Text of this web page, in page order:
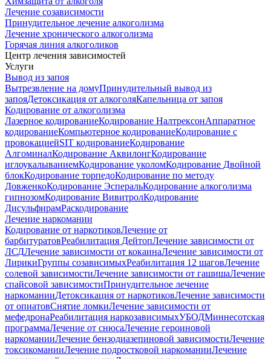
Лечение созависимости
Принудительное лечение алкоголизма
Лечение хронического алкоголизма
Горячая линия алкоголиков
Центр лечения зависимостей
Услуги
Вывод из запоя
Вытрезвление на домуПринудительный вывод из
запояДетоксикация от алкоголяКапельница от запоя
Кодирование от алкоголизма
Лазерное кодированиеКодирование НалтрексонАппаратное
кодированиеКомпьютерное кодированиеКодирование с
провокациейSIT кодированиеКодирование
АлгоминалКодирование АквилонгКодирование
иглоукалываниемКодирование уколомКодирование Двойной
блокКодирование торпедоКодирование по методу
ДовженкоКодирование ЭсперальКодирование алкоголизма
гипнозомКодирование ВивитролКодирование
ДисульфирамРаскодирование
Лечение наркомании
Кодирование от наркотиковЛечение от
барбитуратовРеабилитация ДейтопЛечение зависимости от
ЛСДЛечение зависимости от кокаинаЛечение зависимости от
ЛирикиГруппы созависимыхРеабилитация 12 шаговЛечение
солевой зависимостиЛечение зависимости от гашишаЛечение
спайсовой зависимостиПринудительное лечение
наркоманииДетоксикация от наркотиковЛечение зависимости
от опиатовСнятие ломкиЛечение зависимости от
мефедронаРеабилитация наркозависимыхУБОДМиннесотская
программаЛечение от снюсаЛечение героиновой
наркоманииЛечение бензодиазепиновой зависимостиЛечение
токсикоманииЛечение подростковой наркоманииЛечение